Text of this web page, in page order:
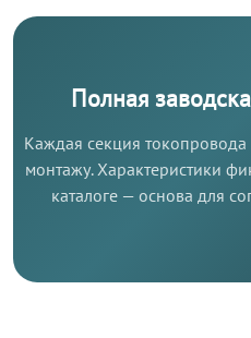
Полная
Каждая секция токопровода
монтажу. Характеристики
каталоге — основа для